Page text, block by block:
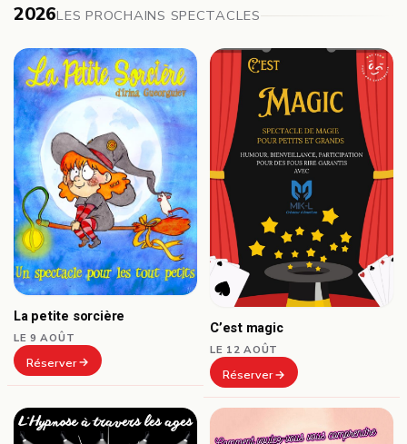
2026LES PROCHAINS SPECTACLES
La petite sorcière
LE 9 AOÛT
Réserver
C’est magic
LE 12 AOÛT
Réserver